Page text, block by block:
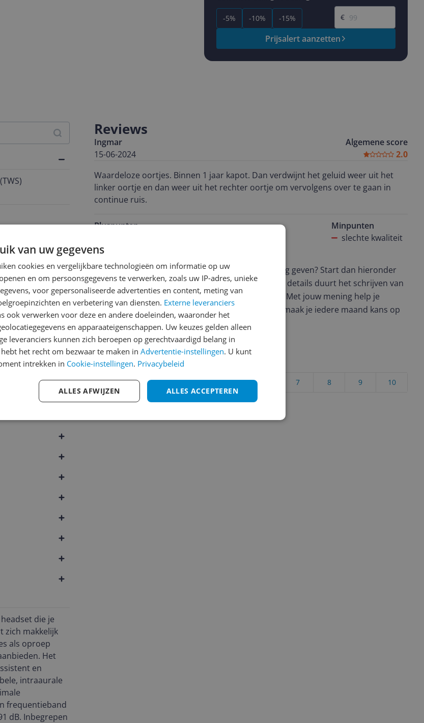
-5% -10% -15%
Gewenste prijs
€
Prijsalert aanzetten
die je
zich makkelijk
als oproep
Het
en
intraaurale
frequentieband
dB. Inbegrepen
Reviews
Ingmar
15-06-2024
Algemene score
2.0
Waardeloze oortjes. Binnen 1 jaar kapot. Dan verdwijnt het geluid weer uit het
linker oortje en dan weer uit het rechter oortje om vervolgens over te gaan in
continue ruis.
Pluspunten
Minpunten
slechte kwaliteit
Schrijf een review
Heb jij dit product in bezit en wil je graag je mening geven? Start dan hieronder
met het schrijven van je review. Afhankelijk van de details duurt het schrijven van
een review gemiddeld tussen de 3 en 10 minuten. Met jouw mening help je
andere bezoekers een betere keuze te maken én maak je iedere maand kans op
€250,-!
Klik hier voor de actievoorwaarden.
Cijfer
Welk cijfer geef jij dit product?
10
9
8
7
5
4
3
2
1
Vraag 1 van 4
van uw gegevens
cookies en vergelijkbare technologieën om informatie op uw
en om persoonsgegevens te verwerken, zoals uw IP-adres, unieke
voor gepersonaliseerde advertenties en content, meting van
en verbetering van diensten. Externe leveranciers
ook verwerken voor deze en andere doeleinden, waaronder het
en apparaateigenschappen. Uw keuzes gelden alleen
leveranciers kunnen zich beroepen op gerechtvaardigd belang in
het recht om bezwaar te maken in Advertentie-instellingen. U kunt
intrekken in Cookie-instellingen. Privacybeleid
ALLES ACCEPTEREN
ALLES AFWIJZEN